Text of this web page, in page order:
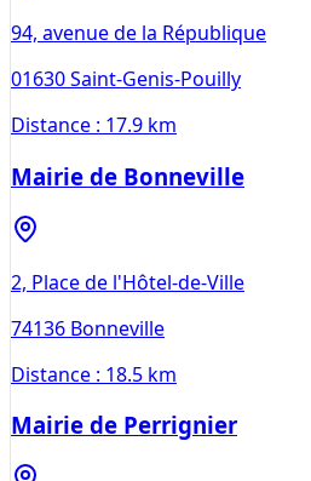
94, avenue de la République
01630Saint-Genis-Pouilly
Distance : 17.9 km
Mairie de Bonneville
2, Place de l'Hôtel-de-Ville
74136 Bonneville
Distance : 18.5 km
Mairie de Perrignier